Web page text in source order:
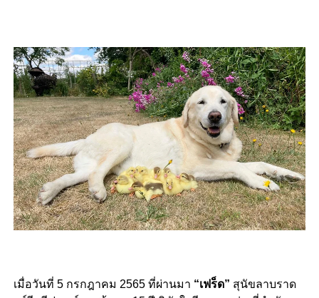
เมื่อวันที่ 5 กรกฎาคม 2565 ที่ผ่านมา “เฟร็ด” สุนัขลาบราด